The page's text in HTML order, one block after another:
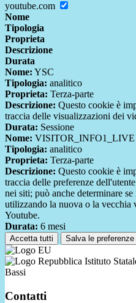
youtube.com
Nome
Tipologia
Proprieta
Descrizione
Durata
Nome: YSC
Tipologia: analitico
Proprieta: Terza-parte
Descrizione: Questo cookie è
traccia delle visualizzazioni dei
Durata: Sessione
Nome: VISITOR_INFO1_LIVE
Tipologia: analitico
Proprieta: Terza-parte
Descrizione: Questo cookie è
traccia delle preferenze
nei siti; può anche determinare
utilizzando la nuova o la vecchia
Youtube.
Durata: 6 mesi
Accetta tutti Salva le preferenze
Istituto
Bassi
Contatti